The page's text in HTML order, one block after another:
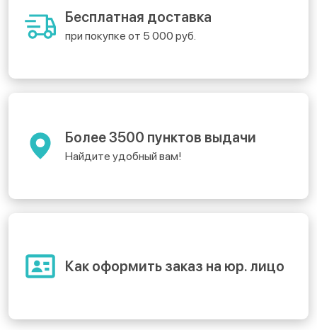
Бесплатная доставка
при покупке от 5 000 руб.
Более 3500 пунктов выдачи
Найдите удобный вам!
Как оформить заказ на юр. лицо